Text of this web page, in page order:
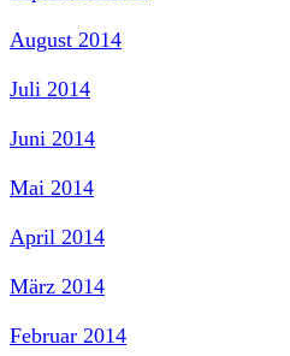
August 2014
Juli 2014
Juni 2014
Mai 2014
April 2014
März 2014
Februar 2014